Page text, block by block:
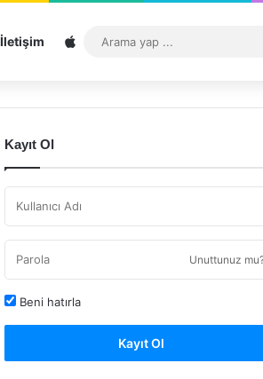
İletişim Sitemap
Kayıt Ol
Unuttunuz
Beni hatırla
Kayıt Ol